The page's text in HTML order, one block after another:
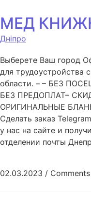
МЕД
Дніпро
Выберете Ваш город
для трудоустройства
области. – – БЕЗ
БЕЗ ПРЕДОПЛАТ–
ОРИГИНАЛЬНЫЕ
Сделать заказ
у нас на сайте и
отделении почты
02.03.2023 /